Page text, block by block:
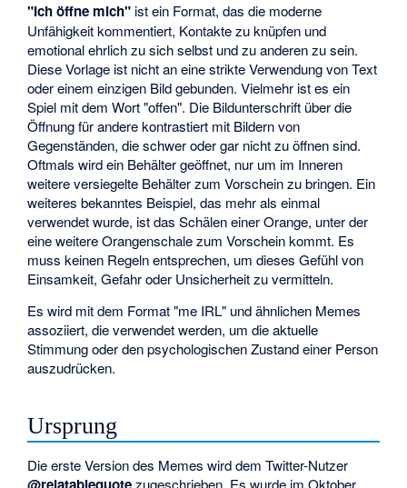
"Ich öffne mich" ist ein Format, das die moderne
Unfähigkeit kommentiert, Kontakte zu knüpfen und
emotional ehrlich zu sich selbst und zu anderen zu sein.
Diese Vorlage ist nicht an eine strikte Verwendung von Text
oder einem einzigen Bild gebunden. Vielmehr ist es ein
Spiel mit dem Wort "offen". Die Bildunterschrift über die
Öffnung für andere kontrastiert mit Bildern von
Gegenständen, die schwer oder gar nicht zu öffnen sind.
Oftmals wird ein Behälter geöffnet, nur um im Inneren
weitere versiegelte Behälter zum Vorschein zu bringen. Ein
weiteres bekanntes Beispiel, das mehr als einmal
verwendet wurde, ist das Schälen einer Orange, unter der
eine weitere Orangenschale zum Vorschein kommt. Es
muss keinen Regeln entsprechen, um dieses Gefühl von
Einsamkeit, Gefahr oder Unsicherheit zu vermitteln.
Es wird mit dem Format "me IRL" und ähnlichen Memes
assoziiert, die verwendet werden, um die aktuelle
Stimmung oder den psychologischen Zustand einer Person
auszudrücken.
Ursprung
Die erste Version des Memes wird dem Twitter-Nutzer
zugeschrieben. Es wurde im Oktober